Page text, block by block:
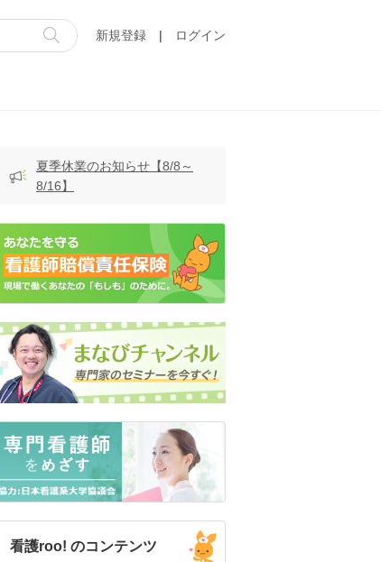
新規登録 | ログイン
夏季休業のお知らせ【8/8～
8/16】
看護roo! のコンテンツ